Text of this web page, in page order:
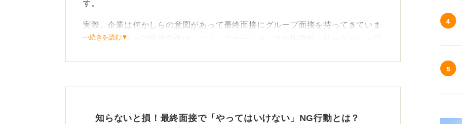
す。
実際、企業は何かしらの意図があって最終面接にグループ面接を持ってきていま
す。まずグループ面接自体は、コミュニケーション力や協調性、リーダーシップ
ていくのかを見ています。
⋯続きを読む▼
知らないと損！最終面接で「やってはいけない」NG行動とは？
4
5